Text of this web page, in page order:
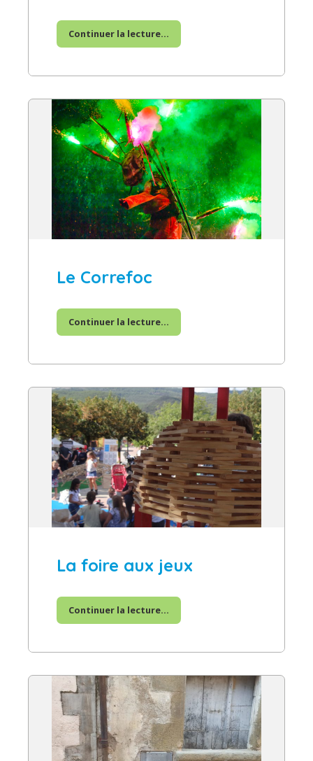
Continuer la lecture...
Le Correfoc
Continuer la lecture...
La foire aux jeux
Continuer la lecture...